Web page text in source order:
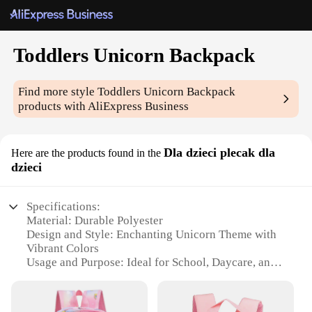
Toddlers Unicorn Backpack
Find more styleToddlers Unicorn Backpack
products with AliExpress Business
Here are the products found in the Dla dzieci plecak dla
dzieci
Specifications:
Material: Durable Polyester
Design and Style: Enchanting Unicorn Theme with
Vibrant Colors
Usage and Purpose: Ideal for School, Daycare, and
Shape and Size: Compact and Lightweight for Easy
Carrying